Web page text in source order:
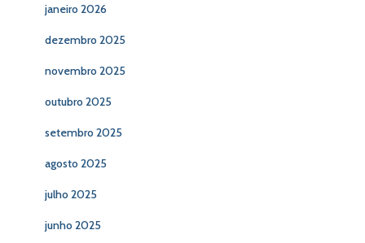
janeiro 2026
dezembro 2025
novembro 2025
outubro 2025
setembro 2025
agosto 2025
julho 2025
junho 2025